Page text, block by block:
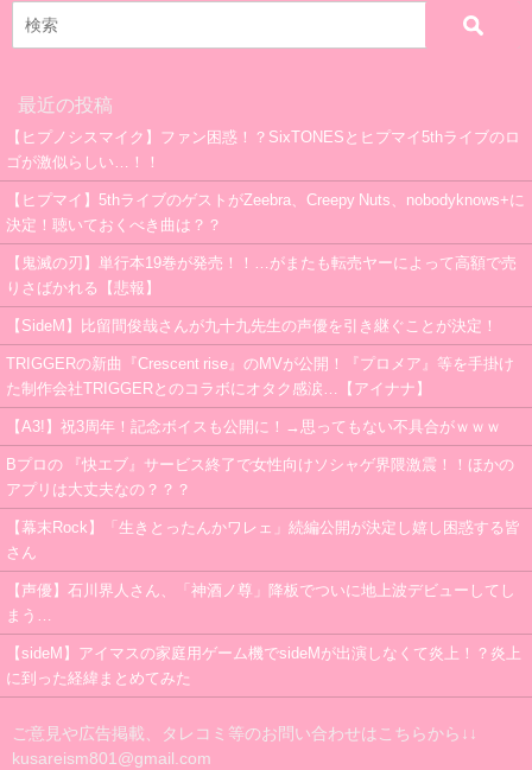
最近の投稿
【ヒプノシスマイク】ファン困惑！？SixTONESとヒプマイ5thライブのロ
ゴが激似らしい…！！
【ヒプマイ】5thライブのゲストがZeebra、Creepy Nuts、nobodyknows+に
決定！聴いておくべき曲は？？
【鬼滅の刃】単行本19巻が発売！！…がまたも転売ヤーによって高額で売
りさばかれる【悲報】
【SideM】比留間俊哉さんが九十九先生の声優を引き継ぐことが決定！
TRIGGERの新曲『Crescent rise』のMVが公開！『プロメア』等を手掛け
た制作会社TRIGGERとのコラボにオタク感涙…【アイナナ】
【A3!】祝3周年！記念ボイスも公開に！→思ってもない不具合がｗｗｗ
Bプロの 『快エブ』サービス終了で女性向けソシャゲ界隈激震！！ほかの
アプリは大丈夫なの？？？
【幕末Rock】「生きとったんかワレェ」続編公開が決定し嬉し困惑する皆
さん
【声優】石川界人さん、「神酒ノ尊」降板でついに地上波デビューしてし
まう…
【sideM】アイマスの家庭用ゲーム機でsideMが出演しなくて炎上！？炎上
に到った経緯まとめてみた
ご意見や広告掲載、タレコミ等のお問い合わせはこちらから↓↓
kusareism801@gmail.com